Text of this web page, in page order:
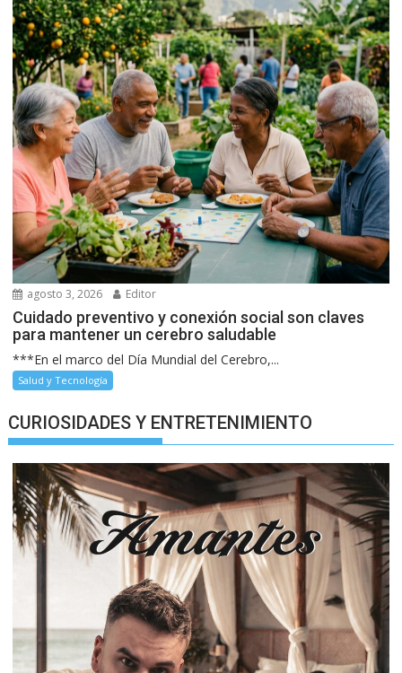
agosto 3, 2026 Editor
Cuidado preventivo y conexión social son claves
para mantener un cerebro saludable
***En el marco del Día Mundial del Cerebro,...
Salud y Tecnología
CURIOSIDADES Y ENTRETENIMIENTO